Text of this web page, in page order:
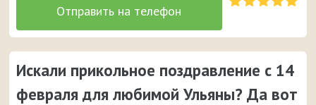
Искали прикольное поздравление с 14
февраля для любимой Ульяны? Да вот